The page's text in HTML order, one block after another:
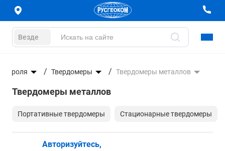
Везде
Твердомеры Твердомеры металлов
Твердомеры металлов
Портативные твердомеры Стационарные твердомеры
Авторизуйтесь,